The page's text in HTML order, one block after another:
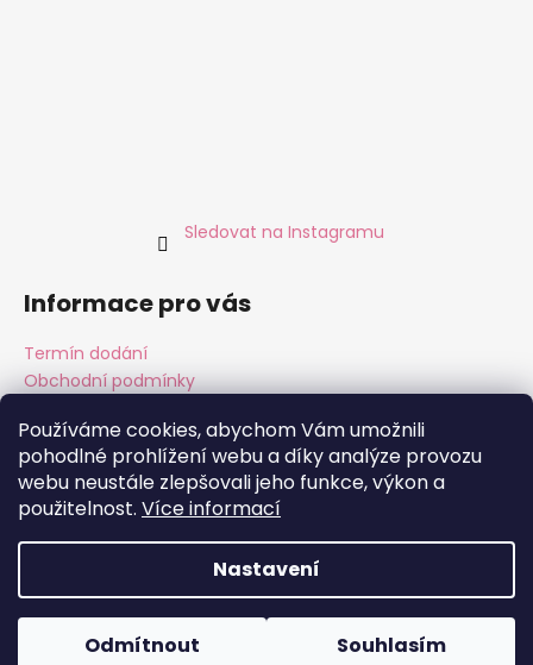
Používáme cookies, abychom Vám umožnili
pohodlné prohlížení webu a díky analýze provozu
webu neustále zlepšovali jeho funkce, výkon a
použitelnost. Více informací
Nastavení
Odmítnout Souhlasím
Sledovat na Instagramu
Informace pro vás
Termín dodání
Obchodní podmínky
Instagram Facebook
Copyright 2026ALMARA Original Handmade. Všechna
práva vyhrazena.